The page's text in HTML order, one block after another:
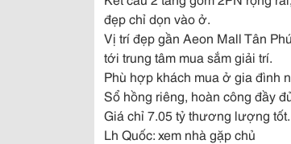
đẹp chỉ dọn vào ở.
Vị trí đẹp gần Aeon Mall Tân
tới trung tâm mua sắm giải trí.
Phù hợp khách mua ở gia đình
Sổ hồng riêng, hoàn công đầy
Giá chỉ 7.05 tỷ thương lượng tốt.
Lh Quốc: xem nhà gặp chủ